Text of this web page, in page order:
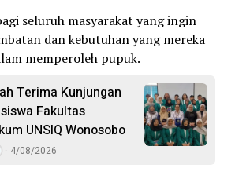
seluruh masyarakat yang ingin
dan kebutuhan yang mereka
memperoleh pupuk.
Terima Kunjungan
Fakultas
UNSIQ Wonosobo
4/08/2026